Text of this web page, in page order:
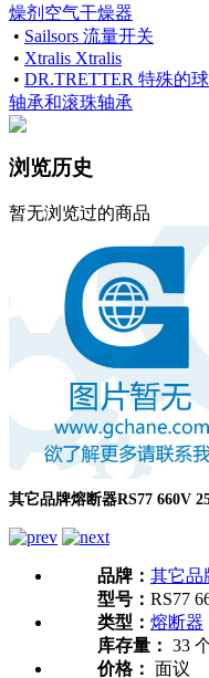
燥剂空气干燥器
• Sailsors 流量开关
• Xtralis Xtralis
• DR.TRETTER 特殊的球
轴承和滚珠轴承
浏览历史
暂无浏览过的商品
其它品牌熔断器RS77 660V
品牌： 其它品
型号： RS77
类型： 熔断器
库存量： 33
价格： 面议